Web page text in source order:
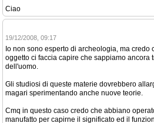
Ciao
19/12/2008, 09:17
Io non sono esperto di archeologia, ma credo
oggetto ci faccia capire che sappiamo ancora
dell'uomo.
Gli studiosi di queste materie dovrebbero
magari sperimentando anche nuove teorie.
Cmq in questo caso credo che abbiano
manufatto per capirne il significato ed il